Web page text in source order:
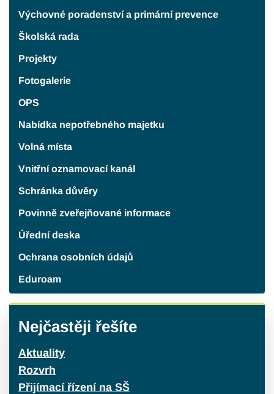
Výchovné poradenství a primární prevence
Školská rada
Projekty
Fotogalerie
OPS
Nabídka nepotřebného majetku
Volná místa
Vnitřní oznamovací kanál
Schránka důvěry
Povinně zveřejňované informace
Úřední deska
Ochrana osobních údajů
Eduroam
Nejčastěji řešíte
Aktuality
Rozvrh
Přijímací řízení na SŠ